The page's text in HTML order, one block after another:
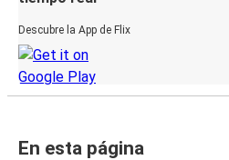
Descubre la App de Flix
En esta página